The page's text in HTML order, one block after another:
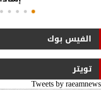
الفيس بوك
تويتر
Tweets by raeamnews